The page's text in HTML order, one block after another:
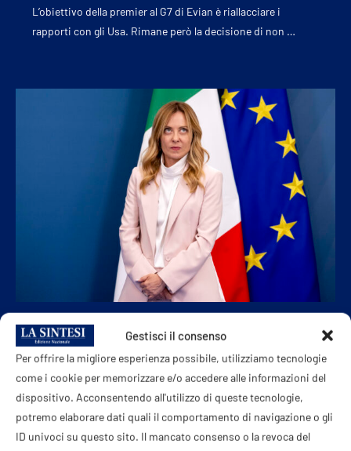
Gestisci il consenso
Per offrire la migliore esperienza possibile, utilizziamo tecnologie
come i cookie per memorizzare e/o accedere alle informazioni del
dispositivo. Acconsentendo all'utilizzo di queste tecnologie,
potremo elaborare dati quali il comportamento di navigazione o gli
ID univoci su questo sito. Il mancato consenso o la revoca del
L’obiettivo della premier al G7 di Evian è riallacciare i
rapporti con gli Usa. Rimane però la decisione di non …
ESTERI & GEOPOLITICA
Il G7 di Meloni: migranti, Libano e il faccia a
faccia con Trump
14 Giugno 2026
Lunedì al 17 giugno, a Évian-les-Bains, il G7 presieduto dalla